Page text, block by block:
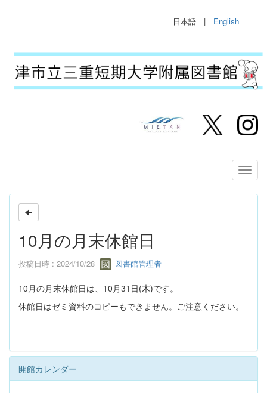
日本語 | English
10月の月末休館日
投稿日時 : 2024/10/28 図書館管理者
10月の月末休館日は、10月31日(木)です。
休館日はゼミ資料のコピーもできません。ご注意ください。
開館カレンダー